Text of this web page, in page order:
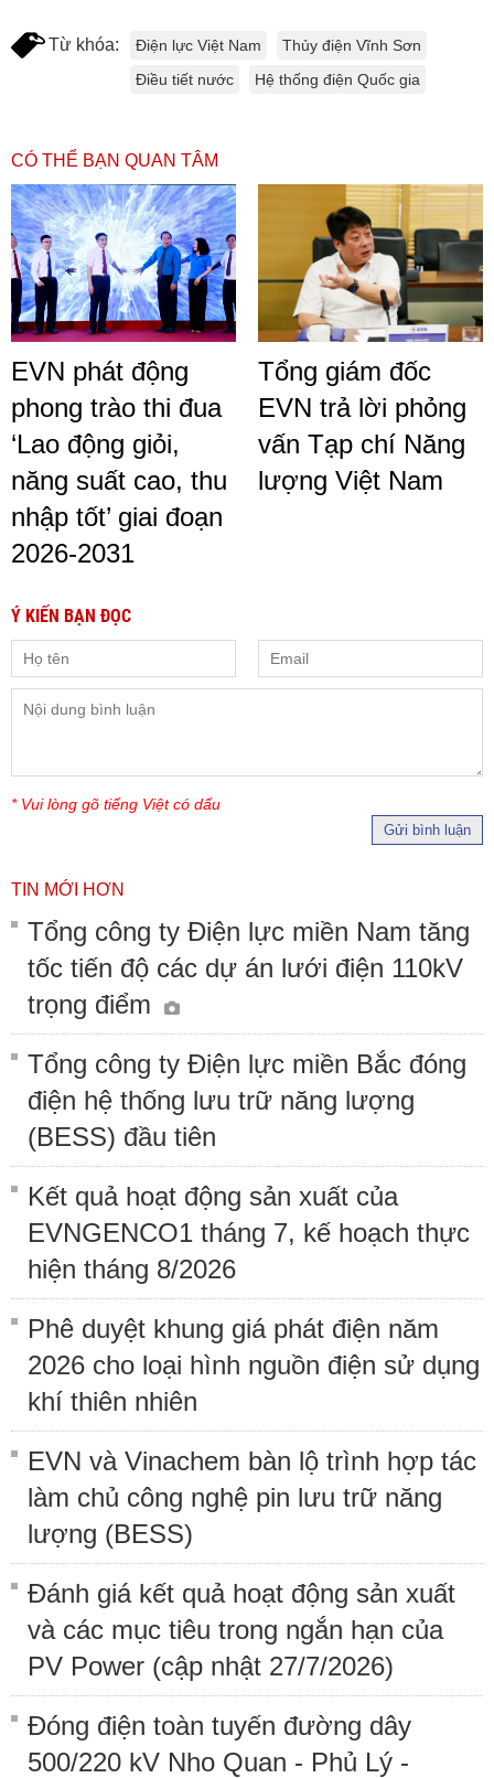
Từ khóa: Điện lực Việt Nam
Thủy điện Vĩnh Sơn
Điều tiết nước
Hệ thống điện Quốc gia
CÓ THỂ BẠN QUAN TÂM
EVN phát động
phong trào thi đua
‘Lao động giỏi,
năng suất cao, thu
nhập tốt’ giai đoạn
2026-2031
Tổng giám đốc
EVN trả lời phỏng
vấn Tạp chí Năng
lượng Việt Nam
Ý KIẾN BẠN ĐỌC
* Vui lòng gõ tiếng Việt có dấu
Gửi bình luận
TIN MỚI HƠN
Tổng công ty Điện lực miền Nam tăng
tốc tiến độ các dự án lưới điện 110kV
trọng điểm
Tổng công ty Điện lực miền Bắc đóng
điện hệ thống lưu trữ năng lượng
(BESS) đầu tiên
Kết quả hoạt động sản xuất của
EVNGENCO1 tháng 7, kế hoạch thực
hiện tháng 8/2026
Phê duyệt khung giá phát điện năm
2026 cho loại hình nguồn điện sử dụng
khí thiên nhiên
EVN và Vinachem bàn lộ trình hợp tác
làm chủ công nghệ pin lưu trữ năng
lượng (BESS)
Đánh giá kết quả hoạt động sản xuất
và các mục tiêu trong ngắn hạn của
PV Power (cập nhật 27/7/2026)
Đóng điện toàn tuyến đường dây
500/220 kV Nho Quan - Phủ Lý -